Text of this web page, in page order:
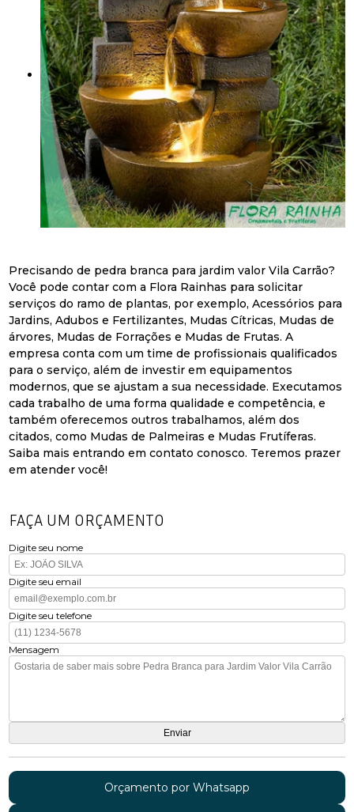
Precisando de pedra branca para jardim valor Vila Carrão?
Você pode contar com a Flora Rainhas para solicitar
serviços do ramo de plantas, por exemplo, Acessórios para
Jardins, Adubos e Fertilizantes, Mudas Cítricas, Mudas de
árvores, Mudas de Forrações e Mudas de Frutas. A
empresa conta com um time de profissionais qualificados
para o serviço, além de investir em equipamentos
modernos, que se ajustam a sua necessidade. Executamos
cada trabalho de uma forma qualidade e competência, e
também oferecemos outros trabalhamos, além dos
citados, como Mudas de Palmeiras e Mudas Frutíferas.
Saiba mais entrando em contato conosco. Teremos prazer
em atender você!
FAÇA UM ORÇAMENTO
Digite seu nome
Digite seu email
Digite seu telefone
Mensagem
Orçamento por Whatsapp